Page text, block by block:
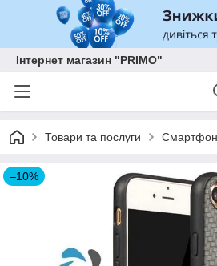
Інтернет магазин "PRIMO"
Товари та послуги
–10%